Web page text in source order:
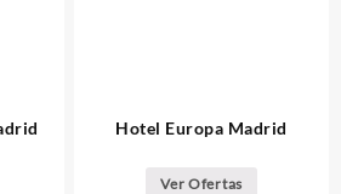
Hotel Europa Madrid
Ver Ofertas